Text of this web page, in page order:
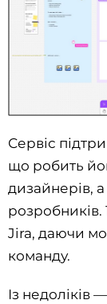
Сервіс
що робить
дизайнерів,
розробників.
Jira, даючи
команду.
Із недоліків